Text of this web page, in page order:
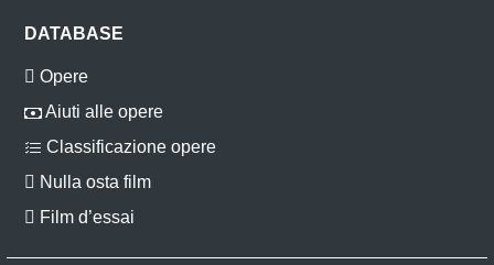
DATABASE
Opere
Aiuti alle opere
Classificazione opere
Nulla osta film
Film d’essai